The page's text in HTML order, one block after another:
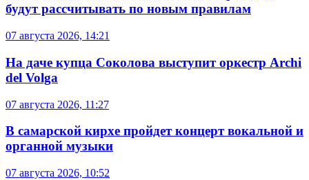
будут рассчитывать по новым правилам
07 августа 2026, 14:21
На даче купца Соколова выступит оркестр Archi
del Volga
07 августа 2026, 11:27
В самарской кирхе пройдет концерт вокальной и
органной музыки
07 августа 2026, 10:52